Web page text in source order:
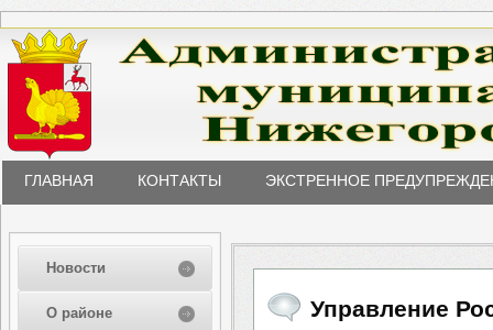
ГЛАВНАЯ КОНТАКТЫ ЭКСТРЕННОЕ
Новости
О районе
Управление